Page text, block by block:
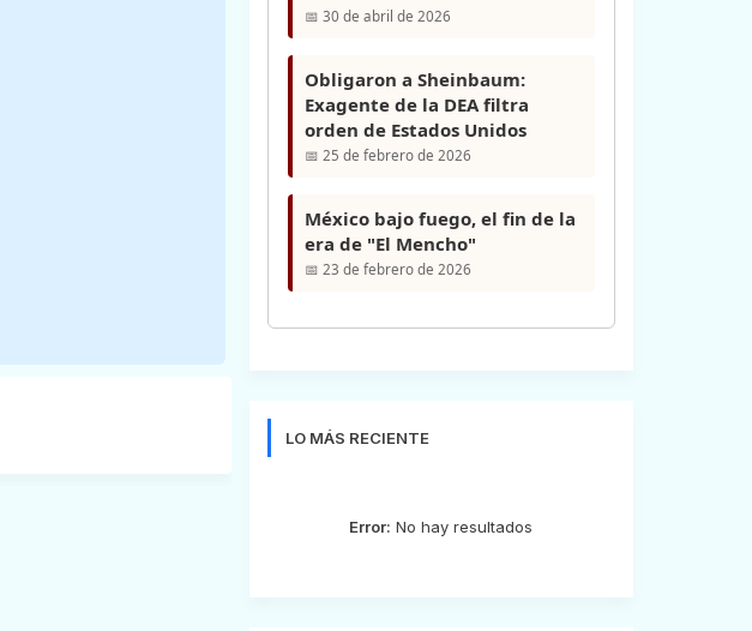
📅 30 de abril de 2026
Obligaron a Sheinbaum:
Exagente de la DEA filtra
orden de Estados Unidos
📅 25 de febrero de 2026
México bajo fuego, el fin de la
era de "El Mencho"
📅 23 de febrero de 2026
LO MÁS RECIENTE
Error: No hay resultados